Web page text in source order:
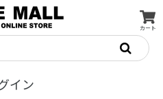
カート
イン